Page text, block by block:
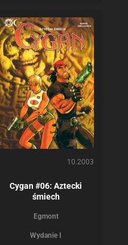
10.2003
Cygan #06: Aztecki
śmiech
Egmont
Wydanie I